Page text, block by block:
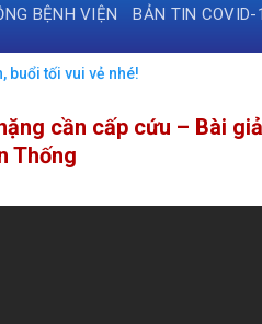
BỆNH VIỆN BẢN TIN COVID-
buổi tối vui vẻ nhé!
cần cấp cứu – Bài
Thống